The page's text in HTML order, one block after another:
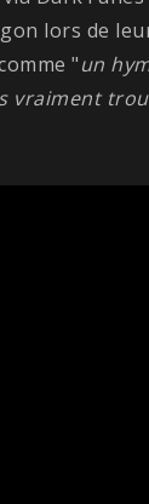
lors de
"un
vraiment